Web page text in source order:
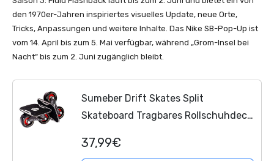
den 1970er-Jahren inspiriertes visuelles Update, neue Orte,
Tricks, Anpassungen und weitere Inhalte. Das Nike SB-Pop-Up ist
vom 14. April bis zum 5. Mai verfügbar, während „Grom-Insel bei
Nacht“ bis zum 2. Juni zugänglich bleibt.
Sumeber Drift Skates Split
Skateboard Tragbares Rollschuhdeck
Sliding Teenager Erwachsene
37,99€